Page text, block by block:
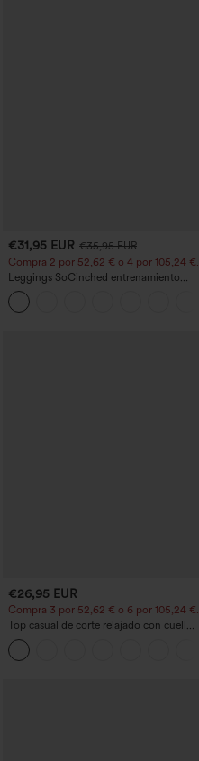
€31,95 EUR €35,95 EUR
Compra 2 por 52,62 € o 4 por 105,24 €.
Leggings SoCinched entrenamiento
moldeador abdomen bolsillo lateral tiro
alto
€26,95 EUR
Compra 3 por 52,62 € o 6 por 105,24 €.
Top casual de corte relajado con cuello
redondo y mangas murciélago.